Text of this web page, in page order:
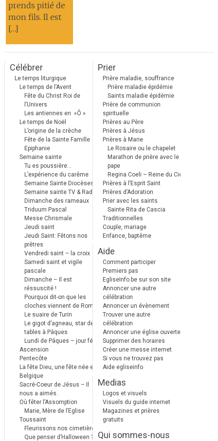
prends pitié de
mon fils. Il est
[…]
Célébrer
Le temps liturgique
Le temps de l’Avent
Fête du Christ Roi de
l’Univers
Les antiennes en »Ô »
Le temps de Noël
L’origine de la crèche
Fête de la Sainte Famille
Epiphanie
Semaine sainte
Tu es poussière…
L’expérience du carême
Semaine Sainte Diocèses
Semaine sainte TV & Radio
Dimanche des rameaux
Triduum Pascal
Messe Chrismale
Jeudi saint
Jeudi Saint: Fêtons nos
prêtres
Vendredi saint – la croix
Samedi saint et vigile
pascale
Dimanche – Il est
réssuscité !
Pourquoi dit-on que les
cloches viennent de Rome ?
Le suaire de Turin
Le gigot d’agneau, star des
tables à Pâques
Lundi de Pâques – jour férié
Ascension
Pentecôte
La fête Dieu, une fête née en
Belgique
Sacré-Coeur de Jésus – Il
nous a aimés.
Où fêter l’Assomption
Marie, Mère de l’Eglise
Toussaint
Fleurissons nos cimetières
Que penser d’Halloween ?
Prier
Prière maladie, souffrance
Prière maladie épidémie
Saints maladie épidémie
Prière de communion
spirituelle
Prières au Père
Prières à Jésus
Prières à Marie
Le Rosaire ou le chapelet
Marathon de prière avec le
pape
Regina Coeli – Reine du Ciel
Prières à l’Esprit Saint
Prières d’Adoration
Prier avec les saints
Sainte Rita de Cascia
Traditionnelles
Couple, mariage
Enfance, baptême
Aide
Comment participer
Premiers pas
EgliseInfo.be sur son site
Annoncer une autre
célébration
Annoncer un évènement
Trouver une autre
célébration
Annoncer une église ouverte
Supprimer des horaires
Créer une messe internet
Si vous ne trouvez pas
Aide egliseinfo
Medias
Logos et visuels
Visuels du guide internet
Magazines et prières
gratuits
Qui sommes-nous